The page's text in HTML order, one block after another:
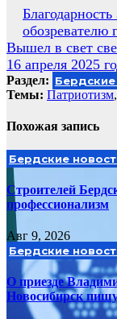
Навигация
по
записям
обозревателю
Вышел в свет
16 апреля 2025
Раздел:
Темы: Патриотизм,
Похожая запись
Бердские
Строителей
профессионализм
Авг 9, 2026
Бердские
О приезде
Новосибирск